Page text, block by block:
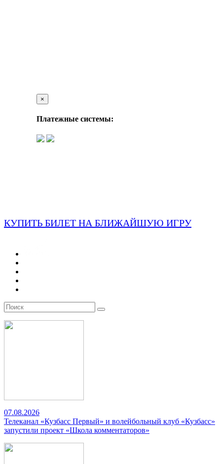
×
Платежные системы:
КУПИТЬ БИЛЕТ НА БЛИЖАЙШУЮ ИГРУ
07.08.2026
Телеканал «Кузбасс Первый» и волейбольный клуб «Кузбасс»
запустили проект «Школа комментаторов»